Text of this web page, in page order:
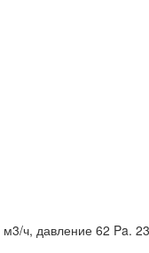
ч, давление 62 Pa.